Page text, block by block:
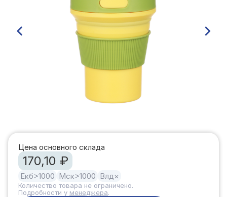
Цена основного склада
170,10 ₽
Екб>1000 Мск>1000 Влд ×
Количество товара не ограничено.
Подробности у менеджера.